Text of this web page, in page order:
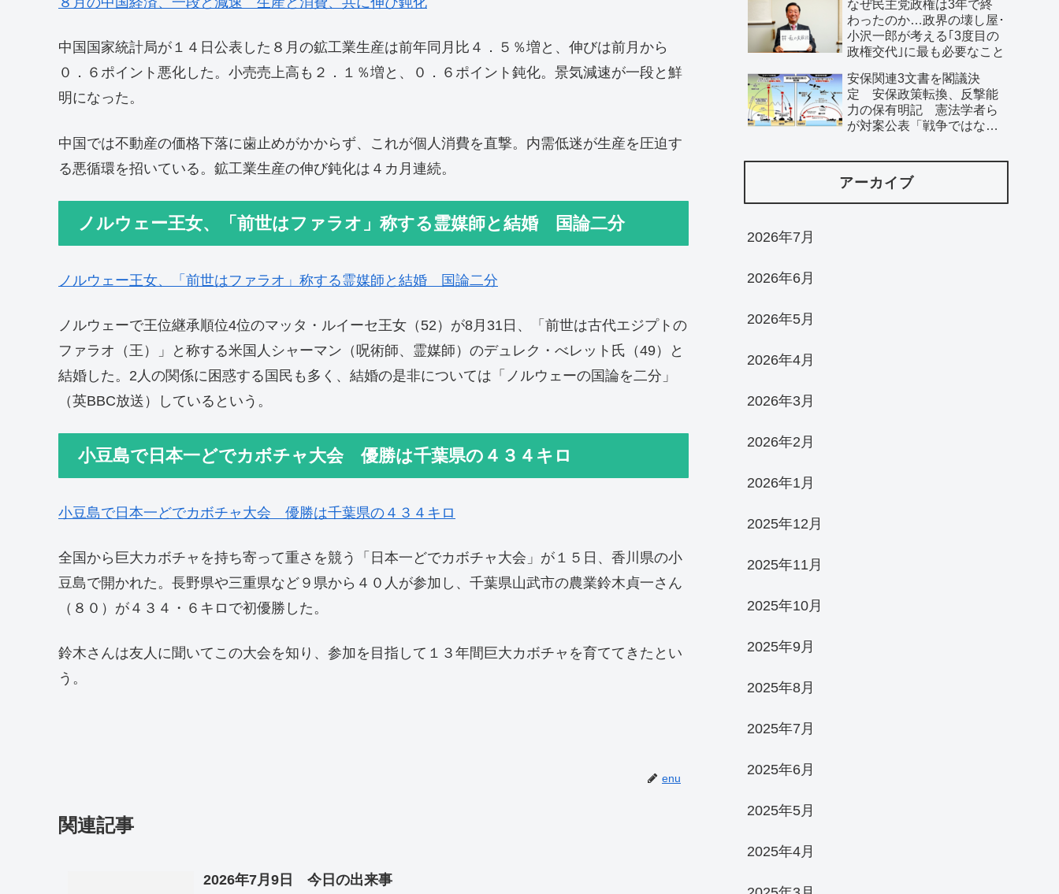
中国国家統計局が１４日公表した８月の鉱工業生産は前年同月比４．５％増と、伸びは前月から
０．６ポイント悪化した。小売売上高も２．１％増と、０．６ポイント鈍化。景気減速が一段と鮮
明になった。
中国では不動産の価格下落に歯止めがかからず、これが個人消費を直撃。内需低迷が生産を圧迫す
る悪循環を招いている。鉱工業生産の伸び鈍化は４カ月連続。
ノルウェー王女、「前世はファラオ」称する霊媒師と結婚 国論二分
ノルウェー王女、「前世はファラオ」称する霊媒師と結婚 国論二分
ノルウェーで王位継承順位4位のマッタ・ルイーセ王女（52）が8月31日、「前世は古代エジプトの
ファラオ（王）」と称する米国人シャーマン（呪術師、霊媒師）のデュレク・べレット氏（49）と
結婚した。2人の関係に困惑する国民も多く、結婚の是非については「ノルウェーの国論を二分」
（英BBC放送）しているという。
小豆島で日本一どでカボチャ大会 優勝は千葉県の４３４キロ
小豆島で日本一どでカボチャ大会 優勝は千葉県の４３４キロ
全国から巨大カボチャを持ち寄って重さを競う「日本一どでカボチャ大会」が１５日、香川県の小
豆島で開かれた。長野県や三重県など９県から４０人が参加し、千葉県山武市の農業鈴木貞一さん
（８０）が４３４・６キロで初優勝した。
鈴木さんは友人に聞いてこの大会を知り、参加を目指して１３年間巨大カボチャを育ててきたとい
う。
enu
関連記事
2026年7月9日 今日の出来事
開催…
なぜ民主党政権は3年で終
わったのか…政界の壊し屋･
小沢一郎が考える｢3度目の
政権交代｣に最も必要なこと
安保関連3文書を閣議決
定 安保政策転換、反撃能
力の保有明記 憲法学者ら
が対案公表「戦争ではなく
アーカイブ
2026年7月
2026年6月
2026年5月
2026年4月
2026年3月
2026年2月
2026年1月
2025年12月
2025年11月
2025年10月
2025年9月
2025年8月
2025年7月
2025年6月
2025年5月
2025年4月